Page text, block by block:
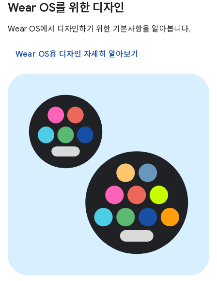
Wear OS를 위한 디자인
Wear OS에서 디자인하기 위한 기본사항을 알아봅니다.
Wear OS용 디자인 자세히 알아보기